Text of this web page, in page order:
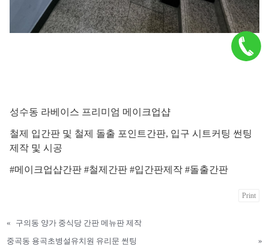
성수동 라베이스 프리미엄 메이크업샵
철제 입간판 및 철제 돌출 포인트간판, 입구 시트커팅 썬팅
제작 및 시공
#메이크업샵간판 #철제간판 #입간판제작 #돌출간판
Print
«
구의동 양가 중식당 간판 메뉴판 제작
중곡동 용곡초병설유치원 유리문 썬팅
»